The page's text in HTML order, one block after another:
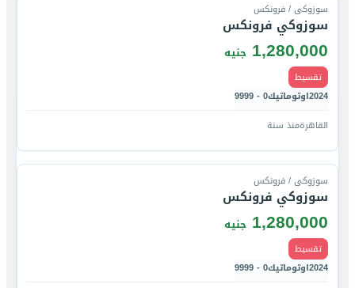
سوزوكى / فرونكس
سوزوكي فرونكس
1,280,000 جنيه
تقسيط
2024اوتوماتيك0 - 9999
القاهرةمنذ سنة
سوزوكى / فرونكس
سوزوكي فرونكس
1,280,000 جنيه
تقسيط
2024اوتوماتيك0 - 9999